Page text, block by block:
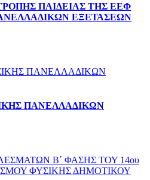
ΠΑΙΔΕΙΑΣ ΤΗΣ ΕΕΦ
ΕΞΕΤΑΣΕΩΝ
ΠΑΝΕΛΛΑΔΙΚΩΝ